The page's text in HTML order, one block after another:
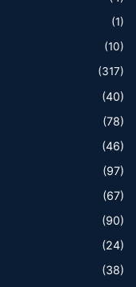
(1)
(10)
(317)
(40)
(78)
(46)
(97)
(67)
(90)
(24)
(38)